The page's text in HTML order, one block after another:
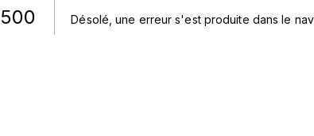
500 Désolé, une erreur s'est produite dans le